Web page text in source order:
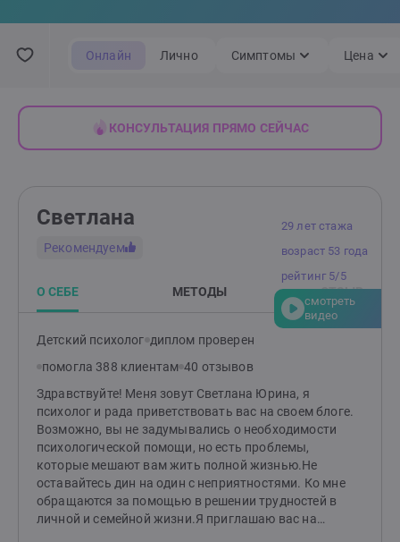
Онлайн Лично Симптомы Цена
КОНСУЛЬТАЦИЯ ПРЯМО СЕЙЧАС
29 лет стажа
возраст 53 года
рейтинг 5/5
смотреть
видео
Светлана
Рекомендуем
О СЕБЕ МЕТОДЫ ОТЗЫВ
Детский психолог диплом проверен
помогла 388 клиентам 40 отзывов
Здравствуйте! Меня зовут Светлана Юрина, я
психолог и рада приветствовать вас на своем блоге.
Возможно, вы не задумывались о необходимости
психологической помощи, но есть проблемы,
которые мешают вам жить полной жизнью.Не
оставайтесь дин на один с неприятностями. Ко мне
обращаются за помощью в решении трудностей в
личной и семейной жизни.Я приглашаю вас на